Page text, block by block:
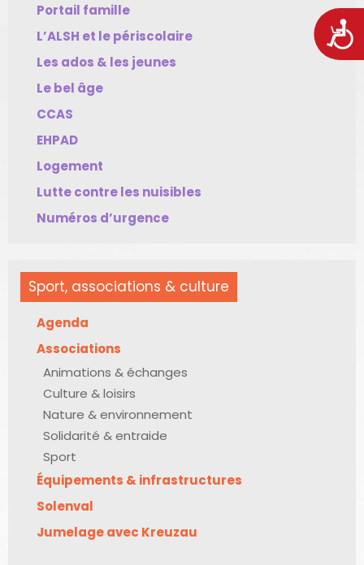
Portail famille
L’ALSH et le périscolaire
Les ados & les jeunes
Le bel âge
CCAS
EHPAD
Logement
Lutte contre les nuisibles
Numéros d’urgence
Sport, associations & culture
Agenda
Associations
Animations & échanges
Culture & loisirs
Nature & environnement
Solidarité & entraide
Sport
Équipements & infrastructures
Solenval
Jumelage avec Kreuzau